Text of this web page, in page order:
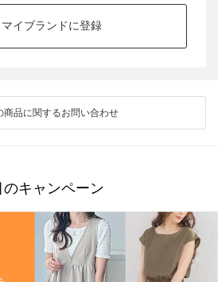
マイブランドに登録
商品に関するお問い合わせ
のキャンペーン